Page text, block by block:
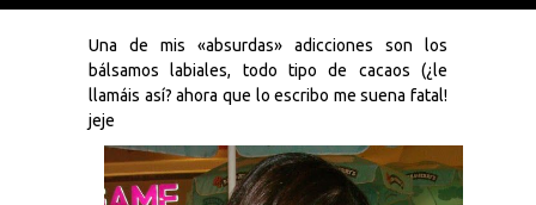
Una de mis «absurdas» adicciones son los
bálsamos labiales, todo tipo de cacaos (¿le
llamáis así? ahora que lo escribo me suena fatal!
jeje
Necesarias
Estadísticas
cookies no